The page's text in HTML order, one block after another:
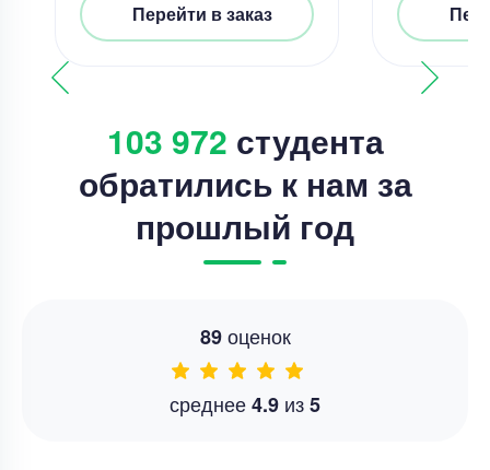
Перейти в заказ
103 972 студента
обратились к нам за
прошлый год
89оценок
среднее4.9 из5